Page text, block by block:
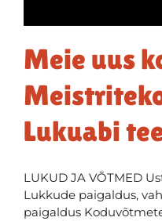
Meie uus
Lukuabi
LUKUD JA VÕTMED
Lukkude paigaldus,
paigaldus